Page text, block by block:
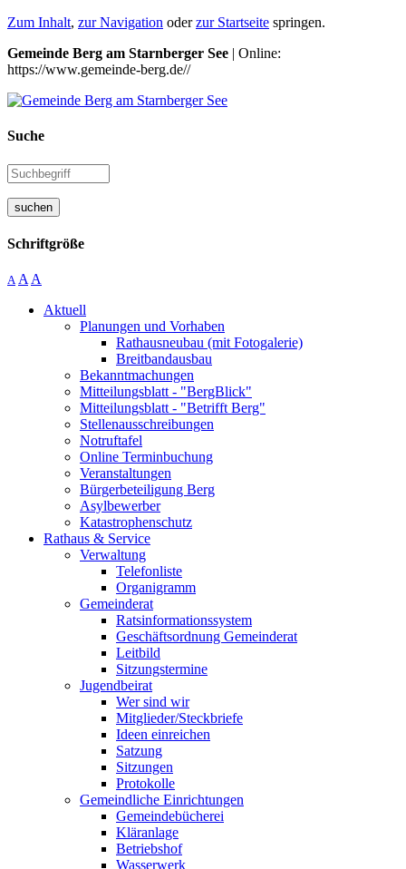
Zum Inhalt, zur Navigation oderzur Startseite springen.
Gemeinde Berg am Starnberger See | Online:
https://www.gemeinde-berg.de//
Suche
suchen
Schriftgröße
A A A
Aktuell
Planungen und Vorhaben
Rathausneubau (mit Fotogalerie)
Breitbandausbau
Bekanntmachungen
Mitteilungsblatt - "BergBlick"
Mitteilungsblatt - "Betrifft Berg"
Stellenausschreibungen
Notruftafel
Online Terminbuchung
Veranstaltungen
Bürgerbeteiligung Berg
Asylbewerber
Katastrophenschutz
Rathaus & Service
Verwaltung
Telefonliste
Organigramm
Gemeinderat
Ratsinformationssystem
Geschäftsordnung Gemeinderat
Leitbild
Sitzungstermine
Jugendbeirat
Wer sind wir
Mitglieder/Steckbriefe
Ideen einreichen
Satzung
Sitzungen
Protokolle
Gemeindliche Einrichtungen
Gemeindebücherei
Kläranlage
Betriebshof
Wasserwerk